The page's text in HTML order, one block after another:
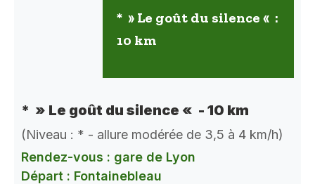
* » Le goût du silence « :
10 km
* » Le goût du silence « - 10 km
(Niveau : * - allure modérée de 3,5 à 4 km/h)
Rendez-vous : gare de Lyon
Départ : Fontainebleau